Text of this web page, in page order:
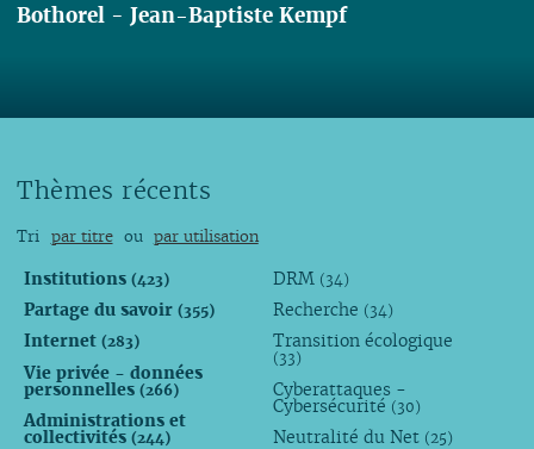
Bothorel -Jean-Baptiste Kempf
Thèmes récents
Tri par titre ou par utilisation
Institutions (423)
Partage du savoir (355)
Internet (283)
Vie privée - données
personnelles (266)
Administrations et
collectivités (244)
DRM (34)
Recherche (34)
Transition écologique
(33)
Cyberattaques -
Cybersécurité (30)
Neutralité du Net (25)